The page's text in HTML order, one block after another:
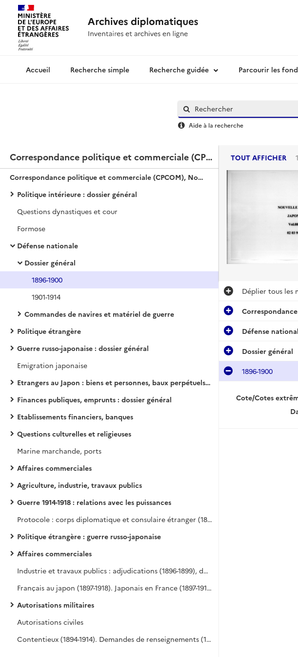
Archives diplomatiquesRecherche simple Recherche guidée Parcourir les
Aide à la recherche
Correspondance politique et commerciale (CPCOM), Nouvelle série / Japon
Correspondance politique et commerciale (CPCOM), Nouvelle série / Japon
Politique intérieure : dossier général
Questions dynastiques et cour
Formose
Défense nationale
Dossier général
1896-1900
1901-1914
Commandes de navires et matériel de guerre
Politique étrangère
Guerre russo-japonaise : dossier général
Emigration japonaise
Etrangers au Japon : biens et personnes, baux perpétuels, etc.
Finances publiques, emprunts : dossier général
Etablissements financiers, banques
Questions culturelles et religieuses
Marine marchande, ports
Affaires commerciales
Agriculture, industrie, travaux publics
Guerre 1914-1918 : relations avec les puissances
Protocole : corps diplomatique et consulaire étranger (1897-1917), corps diplomatique japonais (1897-1917), décorations (1899-1912), voyages de princes et officiers japonais à l'étranger (1896-1911)
Politique étrangère : guerre russo-japonaise
Affaires commerciales
Industrie et travaux publics : adjudications (1896-1899), douanes (certificats d'origine au Japon) (1897-1900), Société orientale d'Exploitation forestière (1906-1913)
Français au japon (1897-1918). Japonais en France (1897-1916)
Autorisations militaires
Autorisations civiles
Contentieux (1894-1914). Demandes de renseignements (1897-1916). Santé publique (1900-1917). Politique extérieure : relations avec la France, corps expéditionnaire en Chine (1900)
TOUT AFFICHER
Déplier tous les
Défense
Dossier général
1896-1900
Cote/Cotes